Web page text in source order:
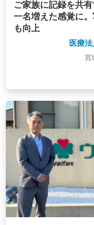
ご家族に記録を共
一名増えた感覚に
も向上
医療
宮